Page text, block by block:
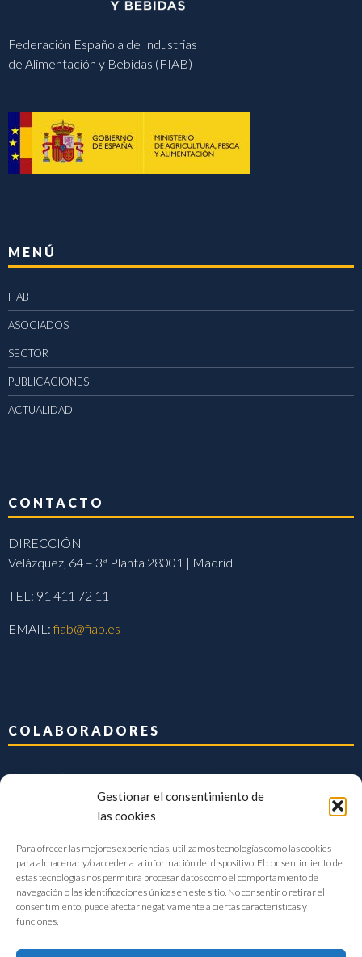
Gestionar el consentimiento de
las cookies
Para ofrecer las mejores experiencias, utilizamos tecnologías como las cookies
para almacenar y/o acceder a la información del dispositivo. El consentimiento de
estas tecnologías nos permitirá procesar datos como el comportamiento de
navegación o las identificaciones únicas en este sitio. No consentir o retirar el
consentimiento, puede afectar negativamente a ciertas características y
funciones.
Federación Española de Industrias
de Alimentación y Bebidas (FIAB)
MENÚ
FIAB
ASOCIADOS
SECTOR
PUBLICACIONES
ACTUALIDAD
CONTACTO
DIRECCIÓN
Velázquez, 64 – 3ª Planta 28001 | Madrid
TEL: 91 411 72 11
EMAIL:fiab@fiab.es
COLABORADORES